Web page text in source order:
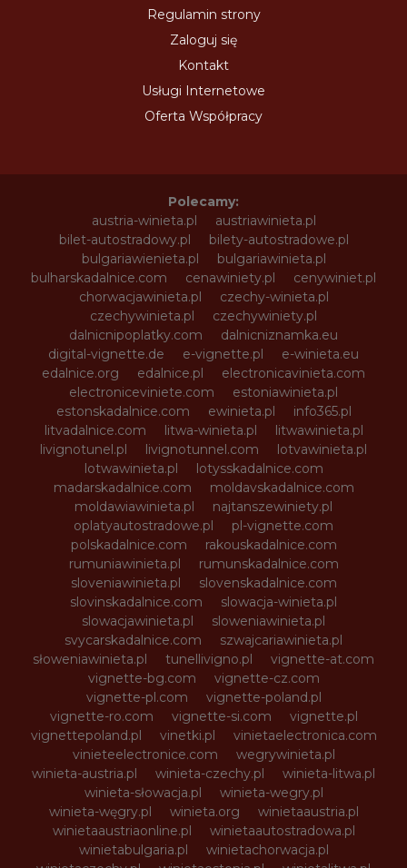
Regulamin strony
Zaloguj się
Kontakt
Usługi Internetowe
Oferta Współpracy
Polecamy:
austria-winieta.pl
austriawinieta.pl
bilet-autostradowy.pl
bilety-autostradowe.pl
bulgariawienieta.pl
bulgariawinieta.pl
bulharskadalnice.com
cenawiniety.pl
cenywiniet.pl
chorwacjawinieta.pl
czechy-winieta.pl
czechywinieta.pl
czechywiniety.pl
dalnicnipoplatky.com
dalnicniznamka.eu
digital-vignette.de
e-vignette.pl
e-winieta.eu
edalnice.org
edalnice.pl
electronicavinieta.com
electroniceviniete.com
estoniawinieta.pl
estonskadalnice.com
ewinieta.pl
info365.pl
litvadalnice.com
litwa-winieta.pl
litwawinieta.pl
livignotunel.pl
livignotunnel.com
lotvawinieta.pl
lotwawinieta.pl
lotysskadalnice.com
madarskadalnice.com
moldavskadalnice.com
moldawiawinieta.pl
najtanszewiniety.pl
oplatyautostradowe.pl
pl-vignette.com
polskadalnice.com
rakouskadalnice.com
rumuniawinieta.pl
rumunskadalnice.com
sloveniawinieta.pl
slovenskadalnice.com
slovinskadalnice.com
slowacja-winieta.pl
slowacjawinieta.pl
sloweniawinieta.pl
svycarskadalnice.com
szwajcariawinieta.pl
słoweniawinieta.pl
tunellivigno.pl
vignette-at.com
vignette-bg.com
vignette-cz.com
vignette-pl.com
vignette-poland.pl
vignette-ro.com
vignette-si.com
vignette.pl
vignettepoland.pl
vinetki.pl
vinietaelectronica.com
vinieteelectronice.com
wegrywinieta.pl
winieta-austria.pl
winieta-czechy.pl
winieta-litwa.pl
winieta-słowacja.pl
winieta-wegry.pl
winieta-węgry.pl
winieta.org
winietaaustria.pl
winietaaustriaonline.pl
winietaautostradowa.pl
winietabulgaria.pl
winietachorwacja.pl